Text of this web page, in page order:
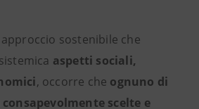
sostenibile che
aspetti sociali,
, occorre che ognuno di
scelte e